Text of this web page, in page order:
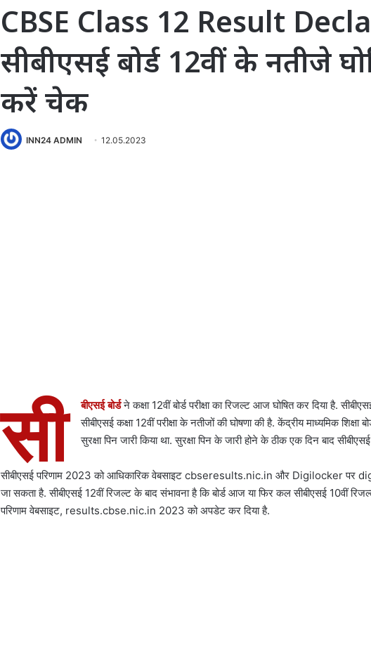
CBSE Class 12 Result
सीबीएसई बोर्ड 12वीं के नतीजे
करें चेक
INN24 ADMIN 12.05.2023
सी बीएसई बोर्ड ने कक्षा 12वीं बोर्ड परीक्षा का रिजल्ट आज घोषित कर दिया है.
सीबीएसई कक्षा 12वीं परीक्षा के नतीजों की घोषणा की है. केंद्रीय माध्यमिक
सुरक्षा पिन जारी किया था. सुरक्षा पिन के जारी होने के ठीक एक दिन बाद
सीबीएसई परिणाम 2023 को आधिकारिक वेबसाइट cbseresults.nic.in और Digilocker पर
जा सकता है. सीबीएसई 12वीं रिजल्ट के बाद संभावना है कि बोर्ड आज या फिर कल सीबीएसई 10वीं
परिणाम वेबसाइट, results.cbse.nic.in 2023 को अपडेट कर दिया है.